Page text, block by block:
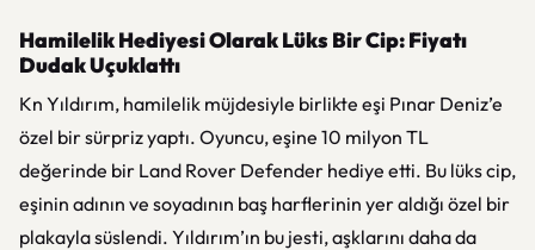
Hamilelik Hediyesi Olarak Lüks Bir Cip: Fiyatı
Dudak Uçuklattı
Kn Yıldırım, hamilelik müjdesiyle birlikte eşi Pınar Deniz’e
özel bir sürpriz yaptı. Oyuncu, eşine 10 milyon TL
değerinde bir Land Rover Defender hediye etti. Bu lüks cip,
eşinin adının ve soyadının baş harflerinin yer aldığı özel bir
plakayla süslendi. Yıldırım’ın bu jesti, aşklarını daha da